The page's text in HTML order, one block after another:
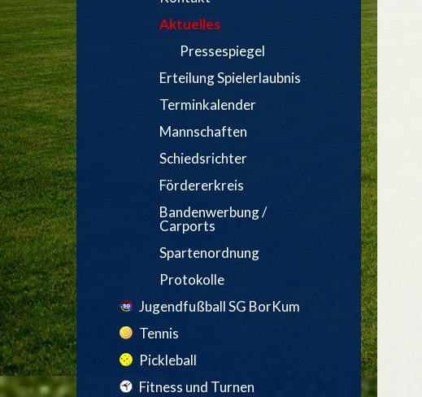
Aktuelles
Pressespiegel
Erteilung Spielerlaubnis
Terminkalender
Mannschaften
Schiedsrichter
Fördererkreis
Bandenwerbung /
Carports
Spartenordnung
Protokolle
Jugendfußball SG BorKum
Tennis
Pickleball
Fitness und Turnen